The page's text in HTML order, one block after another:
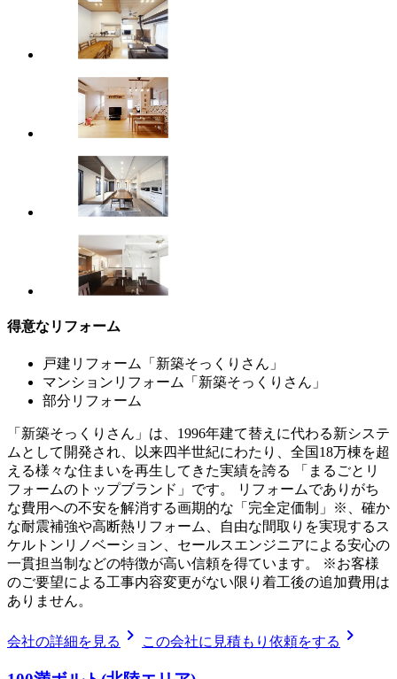
得意なリフォーム
戸建リフォーム「新築そっくりさん」
マンションリフォーム「新築そっくりさん」
部分リフォーム
「新築そっくりさん」は、1996年建て替えに代わる新システ
ムとして開発され、以来四半世紀にわたり、全国18万棟を超
える様々な住まいを再生してきた実績を誇る 「まるごとリ
フォームのトップブランド」です。 リフォームでありがち
な費用への不安を解消する画期的な「完全定価制」※、確か
な耐震補強や高断熱リフォーム、自由な間取りを実現するス
ケルトンリノベーション、セールスエンジニアによる安心の
一貫担当制などの特徴が高い信頼を得ています。 ※お客様
のご要望による工事内容変更がない限り着工後の追加費用は
ありません。
会社の詳細を見る chevron_right この会社に見積もり依頼をする chevron_right